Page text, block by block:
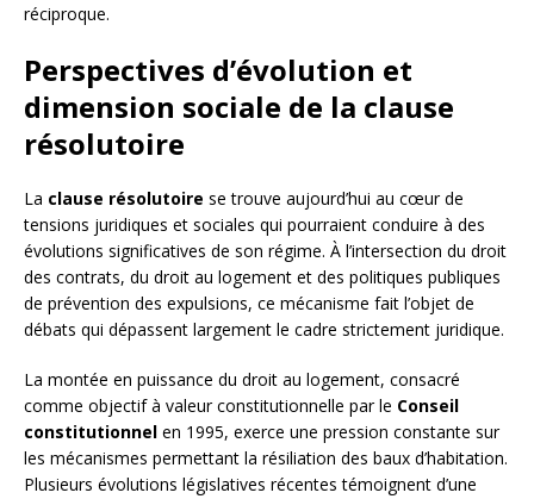
réciproque.
Perspectives d’évolution et
dimension sociale de la clause
résolutoire
La clause résolutoire se trouve aujourd’hui au cœur de
tensions juridiques et sociales qui pourraient conduire à des
évolutions significatives de son régime. À l’intersection du droit
des contrats, du droit au logement et des politiques publiques
de prévention des expulsions, ce mécanisme fait l’objet de
débats qui dépassent largement le cadre strictement juridique.
La montée en puissance du droit au logement, consacré
comme objectif à valeur constitutionnelle par le Conseil
constitutionnel en 1995, exerce une pression constante sur
les mécanismes permettant la résiliation des baux d’habitation.
Plusieurs évolutions législatives récentes témoignent d’une